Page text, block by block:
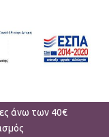
άνω των 40€